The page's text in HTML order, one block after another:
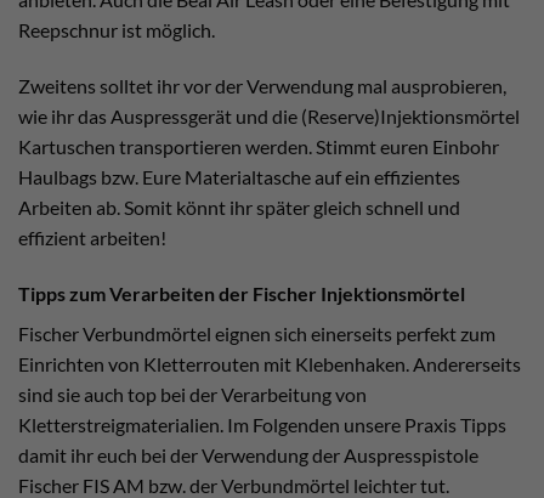
Reepschnur ist möglich.
Zweitens solltet ihr vor der Verwendung mal ausprobieren,
wie ihr das Auspressgerät und die (Reserve)Injektionsmörtel
Kartuschen transportieren werden. Stimmt euren Einbohr
Haulbags bzw. Eure Materialtasche auf ein effizientes
Arbeiten ab. Somit könnt ihr später gleich schnell und
effizient arbeiten!
Tipps zum Verarbeiten der Fischer Injektionsmörtel
Fischer Verbundmörtel eignen sich einerseits perfekt zum
Einrichten von Kletterrouten mit Klebenhaken. Andererseits
sind sie auch top bei der Verarbeitung von
Kletterstreigmaterialien. Im Folgenden unsere Praxis Tipps
damit ihr euch bei der Verwendung der Auspresspistole
Fischer FIS AM bzw. der Verbundmörtel leichter tut.